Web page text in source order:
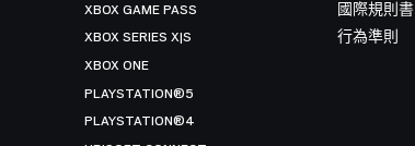
XBOX GAME PASS
XBOX SERIES X|S
XBOX ONE
PLAYSTATION®5
PLAYSTATION®4
國際規則書
行為準則